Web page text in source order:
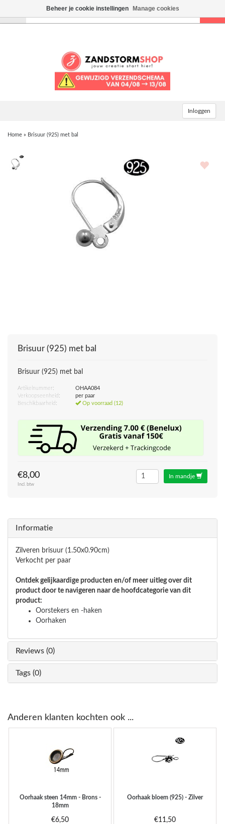
Inloggen
Home » Brisuur (925) met bal
Brisuur (925) met bal
Brisuur (925) met bal
Artikelnummer:
OHAA084
Verkoopseenheid:
per paar
Beschikbaarheid:
Op voorraad (12)
€8,00
Incl. btw
In mandje
Informatie
Zilveren brisuur (1.50x0.90cm)
Verkocht per paar
Ontdek gelijkaardige producten en/of meer uitleg over dit
product door te navigeren naar de hoofdcategorie van dit
product:
Oorstekers en -haken
Oorhaken
Reviews (0)
Tags (0)
Anderen klanten kochten ook ...
Oorhaak steen 14mm - Brons -
18mm
€6,50
Oorhaak bloem (925) - Zilver
€11,50
Beheer je cookie instellingen Manage cookies